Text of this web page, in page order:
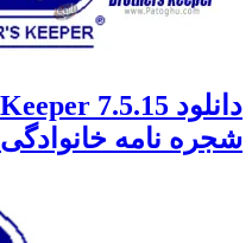
شجره نامه خانوادگی